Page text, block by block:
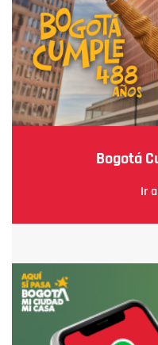
Bogotá
Ir